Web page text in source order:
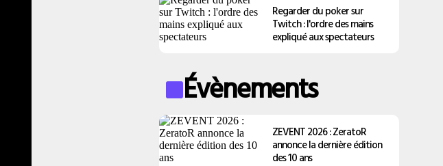
Regarder du poker sur
Twitch : l'ordre des mains
expliqué aux spectateurs
Évènements
ZEVENT 2026 : ZeratoR
annonce la dernière édition
des 10 ans